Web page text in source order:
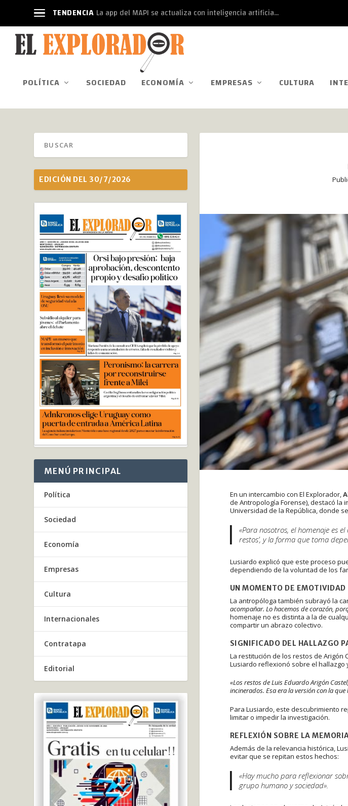
TENDENCIA La app del MAPI se actualiza con inteligencia artificia...
POLÍTICA SOCIEDAD ECONOMÍA EMPRESAS CULTURA
En un intercambio con El Explorador,
de Antropología Forense), destacó la
Universidad de la República, donde
«Para nosotros, el homenaje es
restos’, y la forma que toma
Lusiardo explicó que este proceso
dependiendo de la voluntad de los
UN MOMENTO DE EMOTIVIDAD
La antropóloga también subrayó la
acompañar. Lo hacemos de corazón,
homenaje no es distinta a la de
compartir un abrazo colectivo.
SIGNIFICADO DEL HALLAZGO
La restitución de los restos de Arigón
Lusiardo reflexionó sobre el hallazgo
«Los restos de Luis Eduardo Arigón
incinerados. Esa era la versión con la
Para Lusiardo, este descubrimiento
limitar o impedir la investigación.
REFLEXIÓN SOBRE LA
Además de la relevancia histórica,
evitar que se repitan estos hechos:
«Hay mucho para reflexionar
grupo humano y sociedad».
EDICIÓN DEL 30/7/2026
MENÚ PRINCIPAL
Política
Sociedad
Economía
Empresas
Cultura
Internacionales
Contratapa
Editorial